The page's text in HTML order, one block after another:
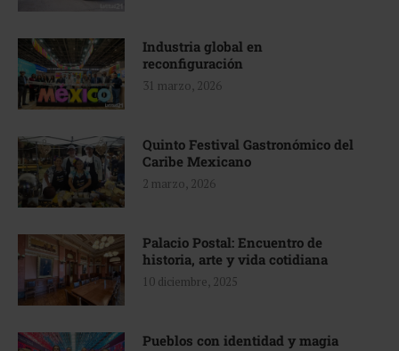
Industria global en
reconfiguración
31 marzo, 2026
Quinto Festival Gastronómico del
Caribe Mexicano
2 marzo, 2026
Palacio Postal: Encuentro de
historia, arte y vida cotidiana
10 diciembre, 2025
Pueblos con identidad y magia